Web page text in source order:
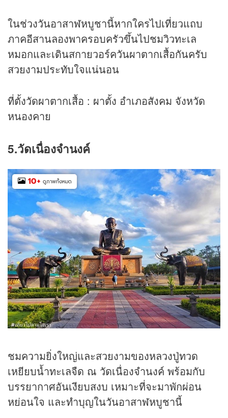
ในช่วงวันอาสาฬหบูชานี้หากใครไปเที่ยวแถบ
ภาคอีสานลองพาครอบครัวขึ้นไปชมวิวทะเล
หมอกและเดินสกายวอร์ควันผาตากเสื้อกันครับ
สวยงามประทับใจแน่นอน
ที่ตั้งวัดผาตากเสื้อ : ผาตั้ง อำเภอสังคม จังหวัด
หนองคาย
5.วัดเนื่องจำนงค์
10+ ดูภาพทั้งหมด
ชมความยิ่งใหญ่และสวยงามของหลวงปู่ทวด
เหยียบน้ำทะเลจืด ณ วัดเนื่องจำนงค์ พร้อมกับ
บรรยากาศอันเงียบสงบ เหมาะที่จะมาพักผ่อน
หย่อนใจ และทำบุญในวันอาสาฬหบูชานี้